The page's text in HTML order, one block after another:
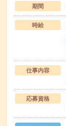
期間
時給
仕事内容
応募資格